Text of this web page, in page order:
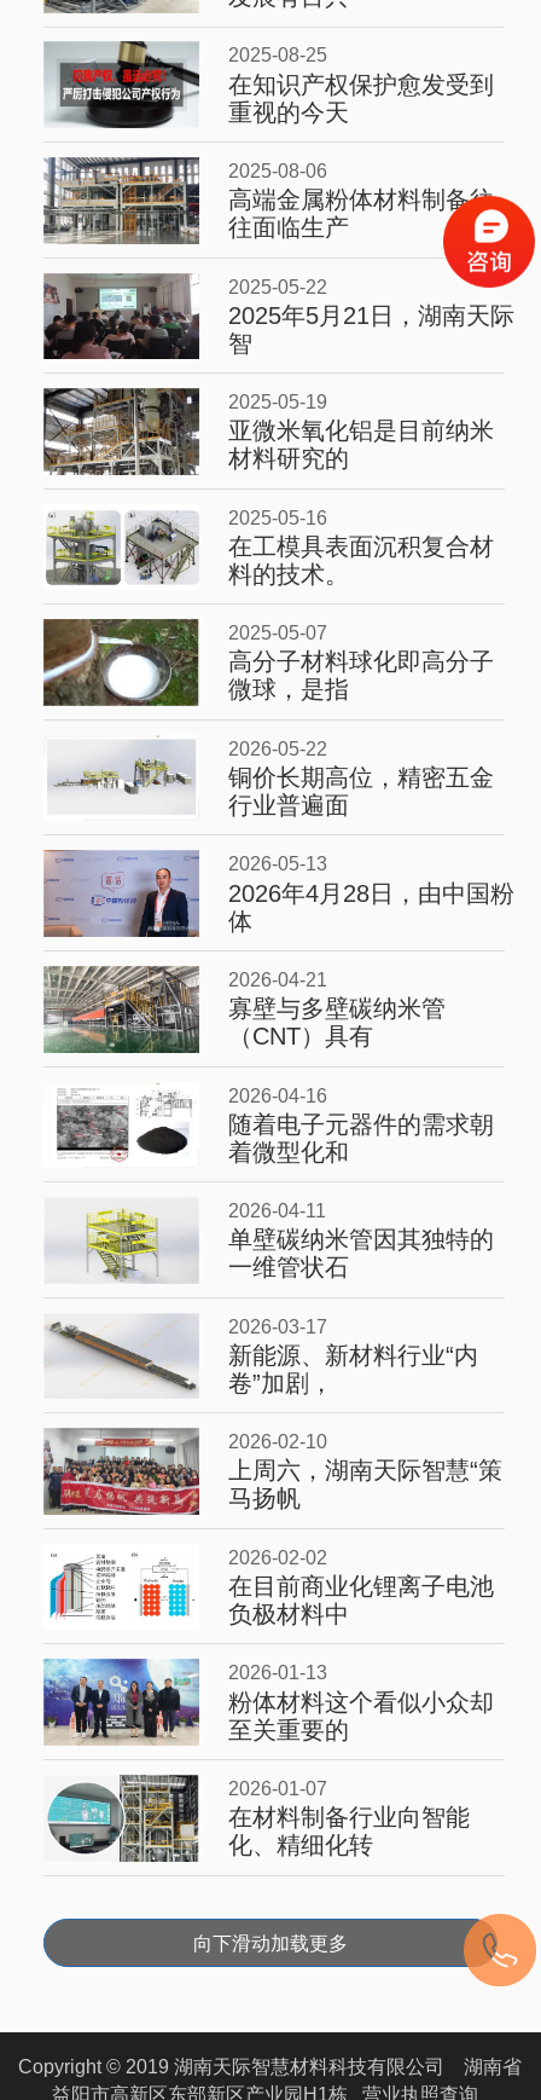
2025-08-25
在知识产权保护愈发受到
重视的今天
2025-08-06
高端金属粉体材料制备往
往面临生产
2025-05-22
2025年5月21日，湖南天际
智
2025-05-19
亚微米氧化铝是目前纳米
材料研究的
2025-05-16
在工模具表面沉积复合材
料的技术。
2025-05-07
高分子材料球化即高分子
微球，是指
2026-05-22
铜价长期高位，精密五金
行业普遍面
2026-05-13
2026年4月28日，由中国粉
体
2026-04-21
寡壁与多壁碳纳米管
（CNT）具有
2026-04-16
随着电子元器件的需求朝
着微型化和
2026-04-11
单壁碳纳米管因其独特的
一维管状石
2026-03-17
新能源、新材料行业“内
卷”加剧，
2026-02-10
上周六，湖南天际智慧“策
马扬帆
2026-02-02
在目前商业化锂离子电池
负极材料中
2026-01-13
粉体材料这个看似小众却
至关重要的
2026-01-07
在材料制备行业向智能
化、精细化转
向下滑动加载更多
Copyright © 2019 湖南天际智慧材料科技有限公司 湖南省
益阳市高新区东部新区产业园H1栋营业执照查询